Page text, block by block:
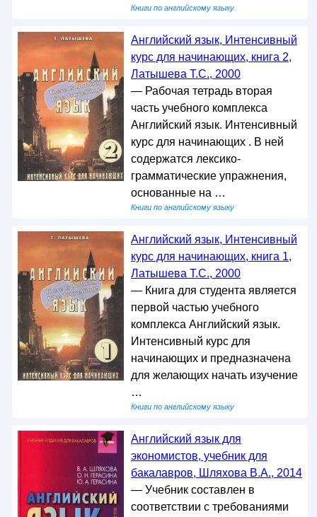
Книги по английскому языку
Английский язык, Интенсивный
курс для начинающих, книга 2,
Латышева Т.С., 2000
— Рабочая тетрадь вторая
часть учебного комплекса
Английский язык. Интенсивный
курс для начинающих . В ней
содержатся лексико-
грамматические упражнения,
основанные на …
Книги по английскому языку
Английский язык, Интенсивный
курс для начинающих, книга 1,
Латышева Т.С., 2000
— Книга для студента является
первой частью учебного
комплекса Английский язык.
Интенсивный курс для
начинающих и предназначена
для желающих начать изучение
…
Книги по английскому языку
Английский язык для
экономистов, учебник для
бакалавров, Шляхова В.А., 2014
— Учебник составлен в
соответствии с требованиями